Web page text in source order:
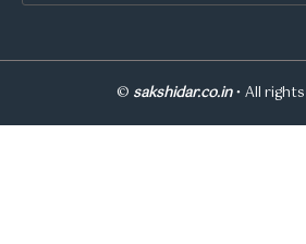
© sakshidar.co.in• All